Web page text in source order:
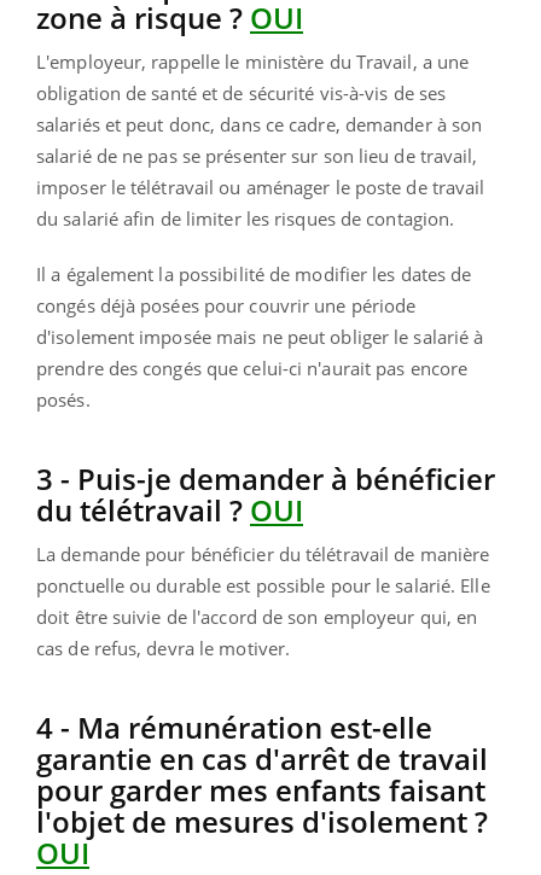
zone à risque ? OUI
L'employeur, rappelle le ministère du Travail, a une
obligation de santé et de sécurité vis-à-vis de ses
salariés et peut donc, dans ce cadre, demander à son
salarié de ne pas se présenter sur son lieu de travail,
imposer le télétravail ou aménager le poste de travail
du salarié afin de limiter les risques de contagion.
Il a également la possibilité de modifier les dates de
congés déjà posées pour couvrir une période
d'isolement imposée mais ne peut obliger le salarié à
prendre des congés que celui-ci n'aurait pas encore
posés.
3 - Puis-je demander à bénéficier
du télétravail ? OUI
La demande pour bénéficier du télétravail de manière
ponctuelle ou durable est possible pour le salarié. Elle
doit être suivie de l'accord de son employeur qui, en
cas de refus, devra le motiver.
4 - Ma rémunération est-elle
garantie en cas d'arrêt de travail
pour garder mes enfants faisant
l'objet de mesures d'isolement ?
OUI